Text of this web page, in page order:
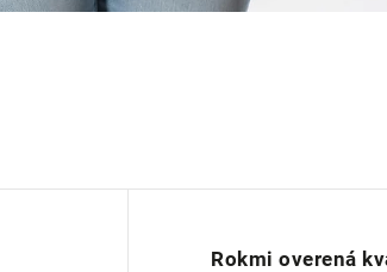
Rokmi overená